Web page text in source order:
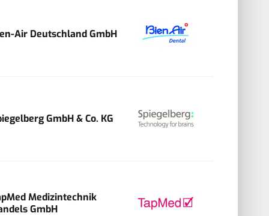
Air Deutschland GmbH
GmbH & Co. KG
Medizintechnik
GmbH